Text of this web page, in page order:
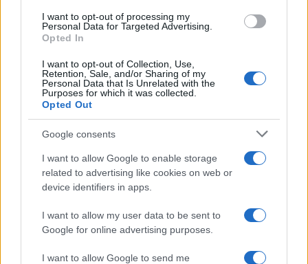
I want to opt-out of processing my
Personal Data for Targeted Advertising.
Opted In
I want to opt-out of Collection, Use,
Retention, Sale, and/or Sharing of my
Personal Data that Is Unrelated with the
Purposes for which it was collected.
Opted Out
Google consents
I want to allow Google to enable storage
related to advertising like cookies on web or
device identifiers in apps.
I want to allow my user data to be sent to
Google for online advertising purposes.
I want to allow Google to send me
Πιο δημοφιλή
Σοκαριστική υπόθεση στην Κρήτη:
Τουρίστας ρωτούσε πόσο να πληρώσει για
να ασελγήσει σε 10χρονο κορίτσι - Το παιδί
Δεν ήταν μόνο η ταχύτητα που οδήγησε
στο τροχαίο στις Σέρρες με νεκρούς μητέρα
και γιο - «Ίσως κάτι απέσπασε την προσοχή
του οδηγού» λέει πραγματογνώμονας
Μυστράς: Αλλαγή στην υπερασπιστική
γραμμή του 55χρονου που έκρυψε τον
νεκρό πατέρα του σε καταψύκτη – Η
αδερφή του